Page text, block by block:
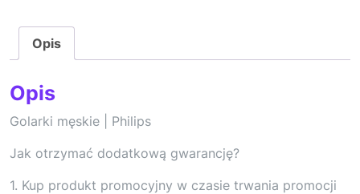
Opis
Opis
Golarki męskie | Philips
Jak otrzymać dodatkową gwarancję?
1. Kup produkt promocyjny w czasie trwania promocji